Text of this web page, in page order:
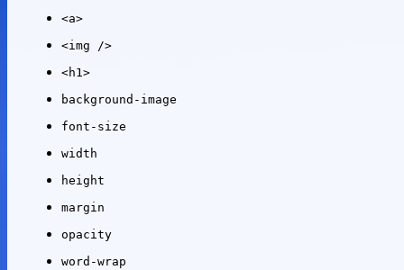
<a>
<img />
<h1>
background-image
font-size
width
height
margin
opacity
word-wrap